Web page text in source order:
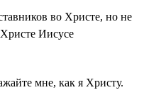
во Христе, но не
Иисусе
мне, как я Христу.